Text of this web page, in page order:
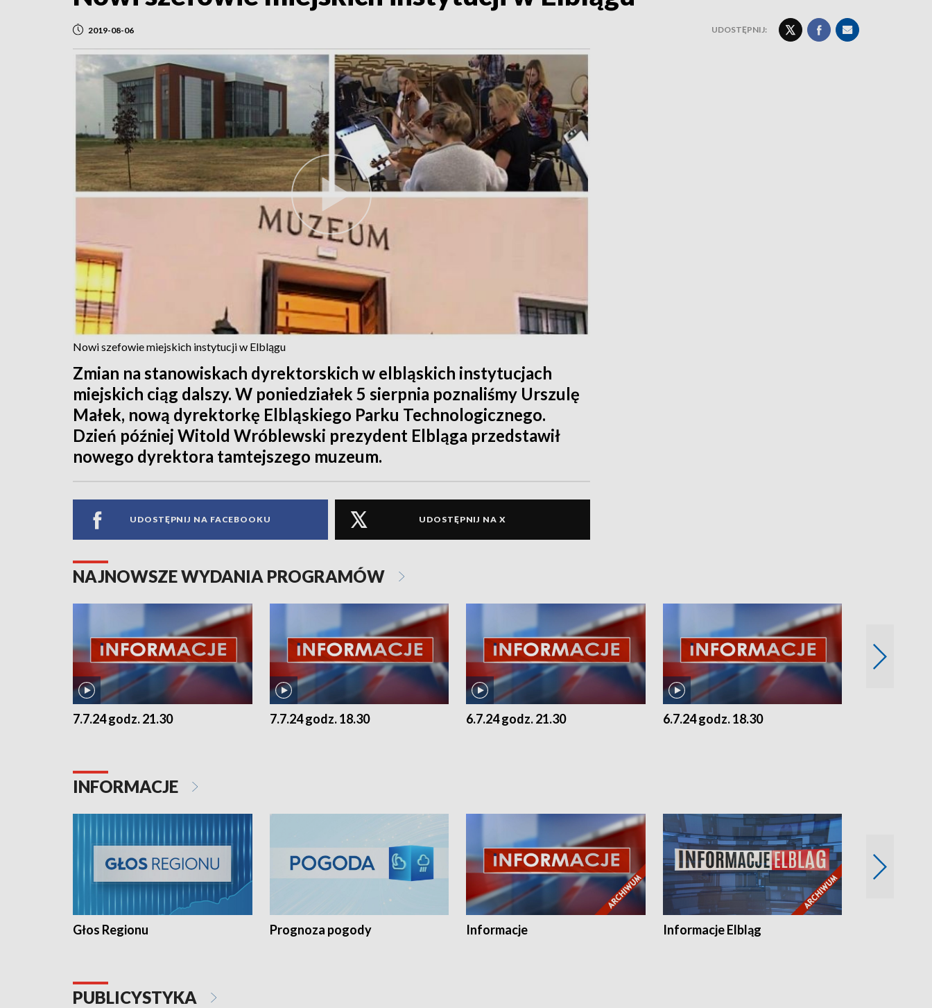
2019-08-06 UDOSTĘPNIJ:
Nowi szefowie miejskich instytucji w Elblągu
Zmian na stanowiskach dyrektorskich w elbląskich instytucjach
miejskich ciąg dalszy. W poniedziałek 5 sierpnia poznaliśmy Urszulę
Małek, nową dyrektorkę Elbląskiego Parku Technologicznego.
Dzień później Witold Wróblewski prezydent Elbląga przedstawił
nowego dyrektora tamtejszego muzeum.
UDOSTĘPNIJ NA FACEBOOKU UDOSTĘPNIJ NA X
NAJNOWSZE WYDANIA PROGRAMÓW
7.7.24 godz. 21.30 7.7.24 godz. 18.30 6.7.24 godz. 21.30 6.7.24 godz. 18.30
INFORMACJE
Głos Regionu Prognoza pogody Informacje Informacje Elbląg
PUBLICYSTYKA